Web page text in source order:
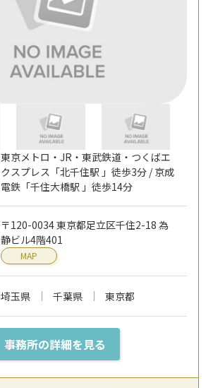
東京メトロ・JR・東武鉄道・つくばエ
クスプレス「北千住駅 」徒歩3分 / 京成
電鉄「千住大橋駅 」徒歩14分
〒120-0034 東京都足立区千住2-18 為
静ビル4階401
MAP
埼玉県 千葉県 東京都
事務所の詳細を見る